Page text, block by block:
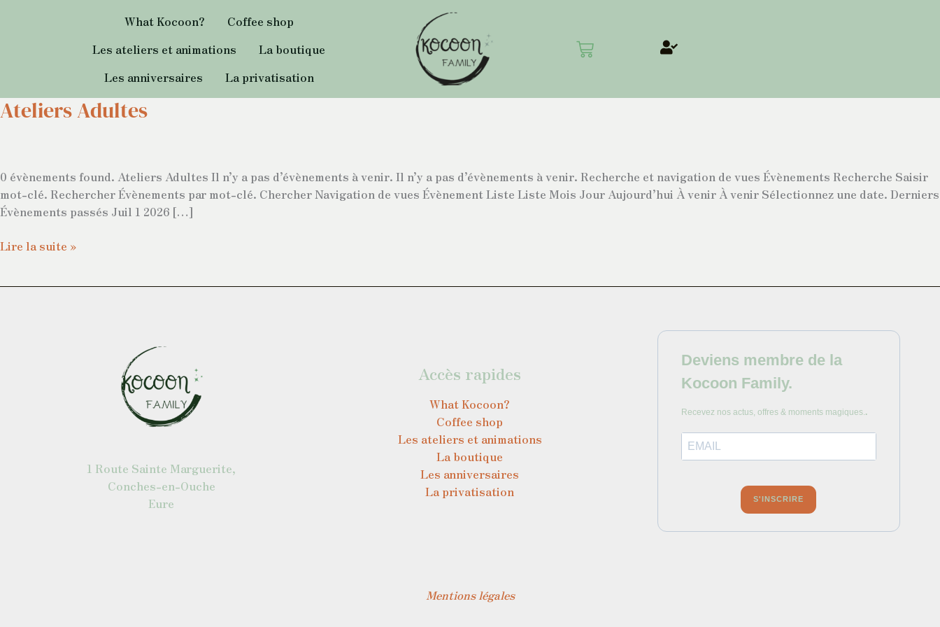
What Kocoon?
Coffee shop
Les ateliers et animations
La boutique
Les anniversaires
La privatisation
Panier
Ateliers Adultes
0 évènements found. Ateliers Adultes Il n’y a pas d’évènements à venir. Il n’y a pas d’évènements à venir. Recherche et navigation de vues Évènements Recherche Saisir
mot-clé. Rechercher Évènements par mot-clé. Chercher Navigation de vues Évènement Liste Liste Mois Jour Aujourd’hui À venir À venir Sélectionnez une date. Derniers
Évènements passés Juil 1 2026 […]
Creation
de
résine
Lire la suite »
1 Route Sainte Marguerite,
Conches-en-Ouche
Eure
Accès rapides
What Kocoon?
Coffee shop
Les ateliers et animations
La boutique
Les anniversaires
La privatisation
Deviens membre de la
Kocoon Family.
Recevez nos actus, offres & moments magiques. .
S'INSCRIRE
Mentions légales